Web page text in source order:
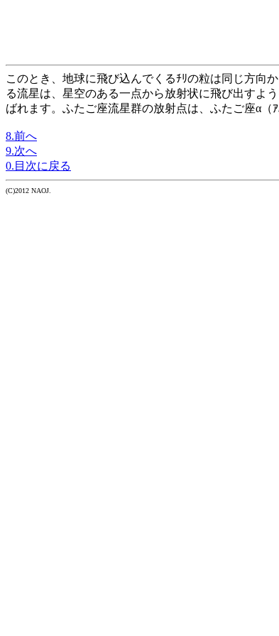
このとき、地球に飛び込んでくるﾁﾘの粒は同じ方向
る流星は、星空のある一点から放射状に飛び出すよ
ばれます。ふたご座流星群の放射点は、ふたご座α（ｱ
8.前へ
9.次へ
0.目次に戻る
(C)2012 NAOJ.